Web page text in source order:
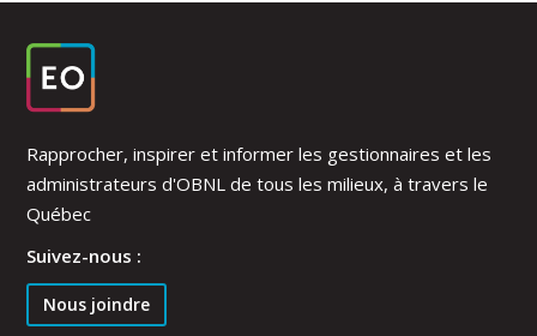
Rapprocher, inspirer et informer les gestionnaires et les
administrateurs d'OBNL de tous les milieux, à travers le
Québec
Suivez-nous :
Nous joindre